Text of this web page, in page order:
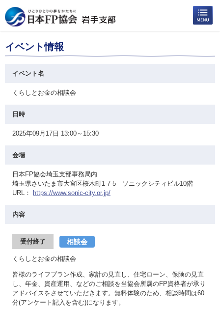
イベント情報
イベント名
くらしとお金の相談会
日時
2025年09月17日 13:00～15:30
会場
日本FP協会埼玉支部事務局内
埼玉県さいたま市大宮区桜木町1-7-5 ソニックシティビル10階
URL：
https://www.sonic-city.or.jp/
内容
受付終了 相談会
くらしとお金の相談会
皆様のライフプラン作成、家計の見直し、住宅ローン、保険の見直
し、年金、資産運用、などのご相談を当協会所属のFP資格者が承り
アドバイスをさせていただきます。無料体験のため、相談時間は60
分(アンケート記入を含む)になります。